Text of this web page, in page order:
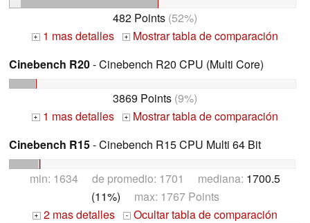
482 Points (52%)
+ 1 mas detalles +
Mostrar tabla de comparación
Cinebench R20- Cinebench R20 CPU (Multi Core)
3869 Points (9%)
+ 1 mas detalles +
Mostrar tabla de comparación
Cinebench R15- Cinebench R15 CPU Multi 64 Bit
min: 1634 de promedio: 1701 mediana: 1700.5
(11%) max: 1767 Points
+ 2 mas detalles - Ocultar tabla de comparación